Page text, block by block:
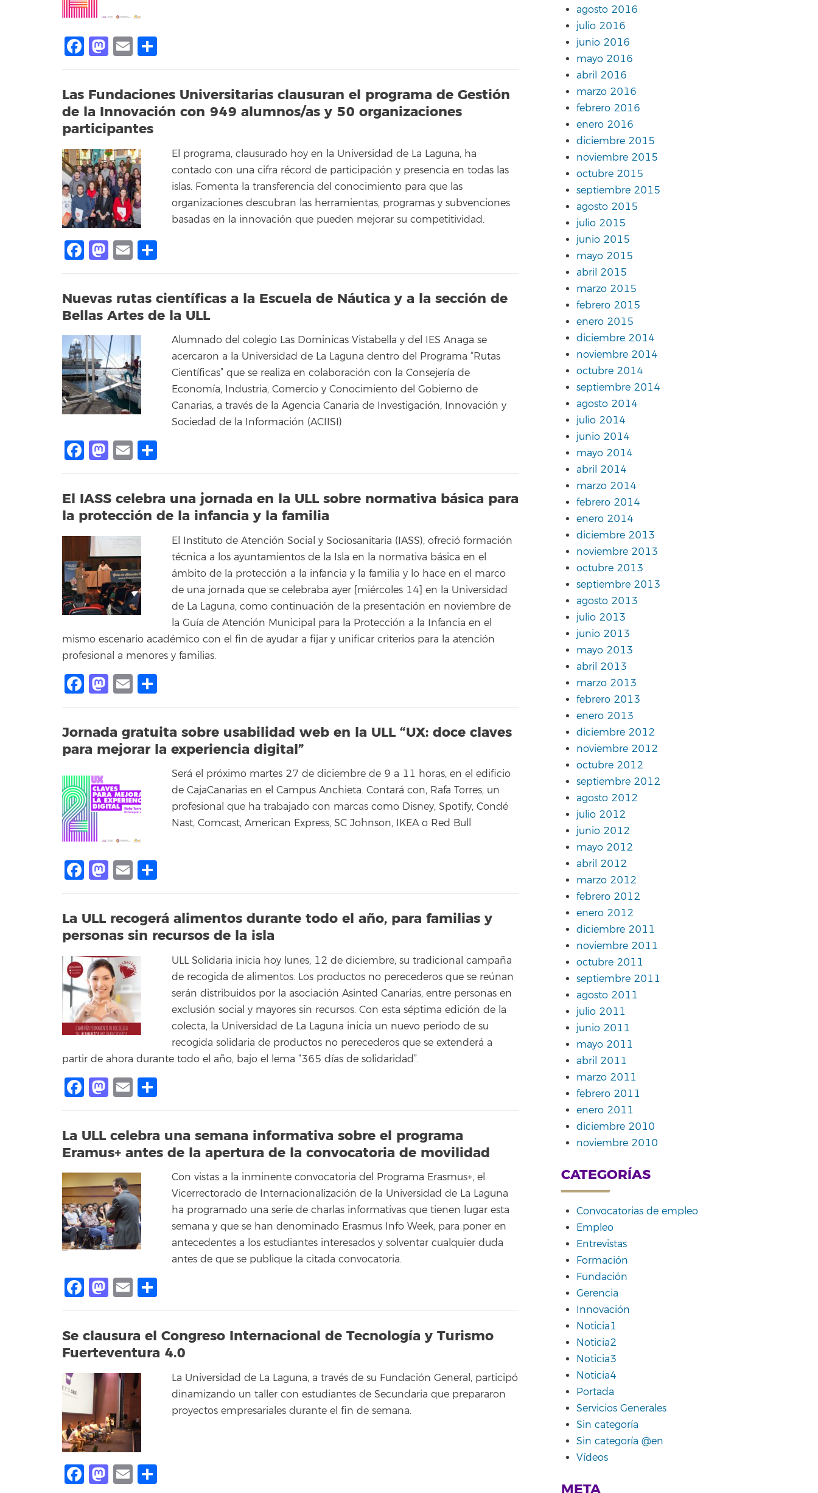
Facebook
Mastodon
Email
Las Fundaciones Universitarias clausuran el programa de Gestión
de la Innovación con 949 alumnos/as y 50 organizaciones
participantes
El programa, clausurado hoy en la Universidad de La Laguna, ha
contado con una cifra récord de participación y presencia en todas las
islas. Fomenta la transferencia del conocimiento para que las
organizaciones descubran las herramientas, programas y subvenciones
basadas en la innovación que pueden mejorar su competitividad.
Facebook
Mastodon
Email
Nuevas rutas científicas a la Escuela de Náutica y a la sección de
Bellas Artes de la ULL
Alumnado del colegio Las Dominicas Vistabella y del IES Anaga se
acercaron a la Universidad de La Laguna dentro del Programa “Rutas
Científicas” que se realiza en colaboración con la Consejería de
Economía, Industria, Comercio y Conocimiento del Gobierno de
Canarias, a través de la Agencia Canaria de Investigación, Innovación y
Sociedad de la Información (ACIISI)
Facebook
Mastodon
Email
El IASS celebra una jornada en la ULL sobre normativa básica para
la protección de la infancia y la familia
El Instituto de Atención Social y Sociosanitaria (IASS), ofreció formación
técnica a los ayuntamientos de la Isla en la normativa básica en el
ámbito de la protección a la infancia y la familia y lo hace en el marco
de una jornada que se celebraba ayer [miércoles 14] en la Universidad
de La Laguna, como continuación de la presentación en noviembre de
la Guía de Atención Municipal para la Protección a la Infancia en el
mismo escenario académico con el fin de ayudar a fijar y unificar criterios para la atención
profesional a menores y familias.
Facebook
Mastodon
Email
Jornada gratuita sobre usabilidad web en la ULL “UX: doce claves
para mejorar la experiencia digital”
Será el próximo martes 27 de diciembre de 9 a 11 horas, en el edificio
de CajaCanarias en el Campus Anchieta. Contará con, Rafa Torres, un
profesional que ha trabajado con marcas como Disney, Spotify, Condé
Nast, Comcast, American Express, SC Johnson, IKEA o Red Bull
Facebook
Mastodon
Email
La ULL recogerá alimentos durante todo el año, para familias y
personas sin recursos de la isla
ULL Solidaria inicia hoy lunes, 12 de diciembre, su tradicional campaña
de recogida de alimentos. Los productos no perecederos que se reúnan
serán distribuidos por la asociación Asinted Canarias, entre personas en
exclusión social y mayores sin recursos. Con esta séptima edición de la
colecta, la Universidad de La Laguna inicia un nuevo periodo de su
recogida solidaria de productos no perecederos que se extenderá a
partir de ahora durante todo el año, bajo el lema “365 días de solidaridad”.
Facebook
Mastodon
Email
La ULL celebra una semana informativa sobre el programa
Eramus+ antes de la apertura de la convocatoria de movilidad
Con vistas a la inminente convocatoria del Programa Erasmus+, el
Vicerrectorado de Internacionalización de la Universidad de La Laguna
ha programado una serie de charlas informativas que tienen lugar esta
semana y que se han denominado Erasmus Info Week, para poner en
antecedentes a los estudiantes interesados y solventar cualquier duda
antes de que se publique la citada convocatoria.
Facebook
Mastodon
Email
Se clausura el Congreso Internacional de Tecnología y Turismo
Fuerteventura 4.0
La Universidad de La Laguna, a través de su Fundación General, participó
dinamizando un taller con estudiantes de Secundaria que prepararon
proyectos empresariales durante el fin de semana.
Facebook
Mastodon
Email
agosto 2016
julio 2016
junio 2016
mayo 2016
abril 2016
marzo 2016
febrero 2016
enero 2016
diciembre 2015
noviembre 2015
octubre 2015
septiembre 2015
agosto 2015
julio 2015
junio 2015
mayo 2015
abril 2015
marzo 2015
febrero 2015
enero 2015
diciembre 2014
noviembre 2014
octubre 2014
septiembre 2014
agosto 2014
julio 2014
junio 2014
mayo 2014
abril 2014
marzo 2014
febrero 2014
enero 2014
diciembre 2013
noviembre 2013
octubre 2013
septiembre 2013
agosto 2013
julio 2013
junio 2013
mayo 2013
abril 2013
marzo 2013
febrero 2013
enero 2013
diciembre 2012
noviembre 2012
octubre 2012
septiembre 2012
agosto 2012
julio 2012
junio 2012
mayo 2012
abril 2012
marzo 2012
febrero 2012
enero 2012
diciembre 2011
noviembre 2011
octubre 2011
septiembre 2011
agosto 2011
julio 2011
junio 2011
mayo 2011
abril 2011
marzo 2011
febrero 2011
enero 2011
diciembre 2010
noviembre 2010
CATEGORÍAS
Convocatorias de empleo
Empleo
Entrevistas
Formación
Fundación
Gerencia
Innovación
Noticia1
Noticia2
Noticia3
Noticia4
Portada
Servicios Generales
Sin categoría
Sin categoría @en
Vídeos
META